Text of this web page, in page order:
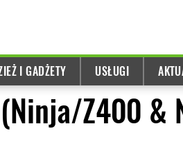
I GADŻETY USŁUGI
Z400 &